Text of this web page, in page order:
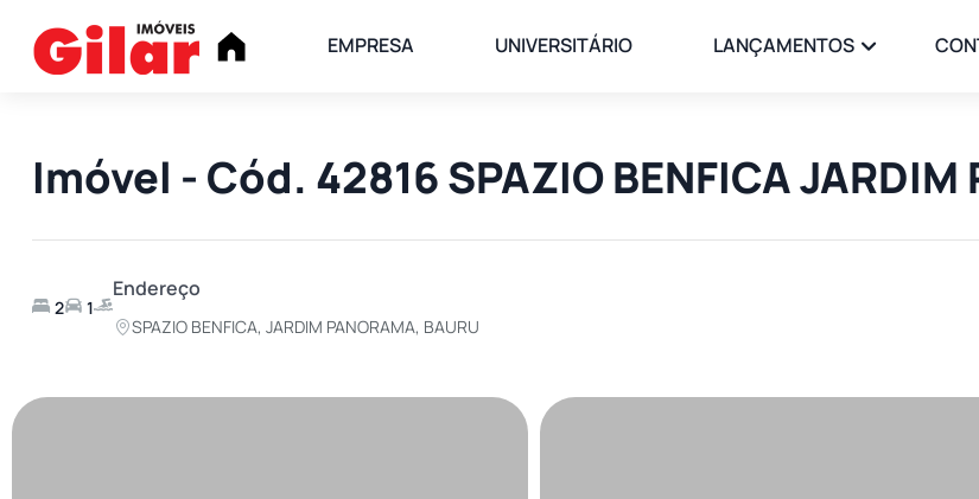
EMPRESA UNIVERSITÁRIO LANÇAMENTOS
Imóvel - Cód. 42816 SPAZIO BENFICA JARDIM
2 1
Endereço
SPAZIO BENFICA, JARDIM PANORAMA, BAURU